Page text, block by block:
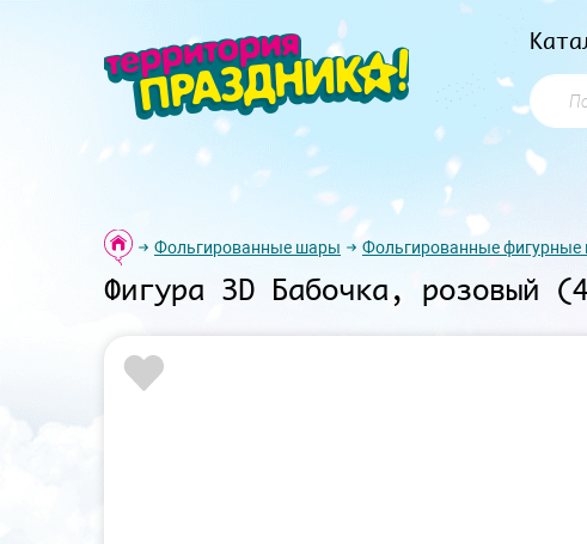
Поиск
Фольгированные шары Фольгированные
Фигура 3D Бабочка,